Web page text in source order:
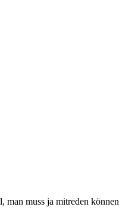
man muss ja mitreden können